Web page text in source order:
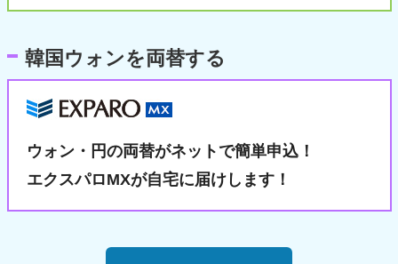
韓国ウォンを両替する
ウォン・円の両替がネットで簡単申込！
エクスパロMXが自宅に届けします！